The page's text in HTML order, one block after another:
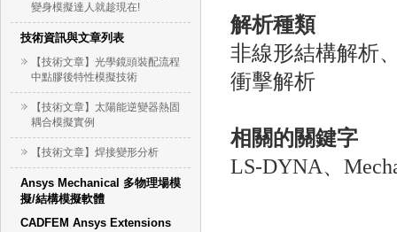
變身模擬達人就趁現在!
技術資訊與文章列表
【技術文章】光學鏡頭裝配流程
中點膠後特性模擬技術
【技術文章】太陽能逆變器熱固
耦合模擬實例
【技術文章】焊接變形分析
Ansys Mechanical 多物理場模
擬/結構模擬軟體
CADFEM Ansys Extensions
解析種類
非線形結構解析
衝擊解析
相關的關鍵字
LS-DYNA、